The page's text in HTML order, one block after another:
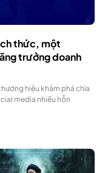
thức, một
trưởng doanh
hiệu khám phá chìa
media nhiều hỗn